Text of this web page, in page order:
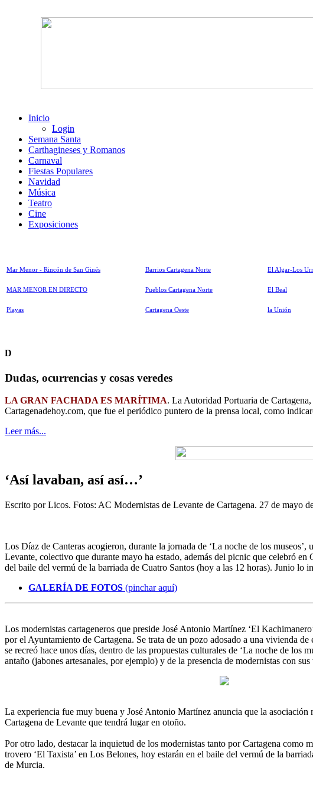
Inicio
Login
Semana Santa
Carthagineses y Romanos
Carnaval
Fiestas Populares
Navidad
Música
Teatro
Cine
Exposiciones
Mar Menor - Rincón de San Ginés
MAR MENOR EN DIRECTO
Playas
Barrios Cartagena Norte
Pueblos Cartagena Norte
Cartagena Oeste
El Algar-Los
El Beal
la Unión
D
Dudas, ocurrencias y cosas veredes
LA GRAN FACHADA ES MARÍTIMA. La Autoridad Portuaria de
Cartagenadehoy.com, que fue el periódico puntero de la prensa local, como
Leer más...
‘Así lavaban, así así…’
Escrito por Licos. Fotos: AC Modernistas de Levante de Cartagena. 27 de mayo
Los Díaz de Canteras acogieron, durante la jornada de ‘La noche de los
Levante, colectivo que durante mayo ha estado, además del picnic que celebró en
del baile del vermú de la barriada de Cuatro Santos (hoy a las 12 horas). Junio lo
GALERÍA DE FOTOS (pinchar aquí)
Los modernistas cartageneros que preside José Antonio Martínez ‘El
por el Ayuntamiento de Cartagena. Se trata de un pozo adosado a una vivienda
se recreó hace unos días, dentro de las propuestas culturales de ‘La noche de los
antaño (jabones artesanales, por ejemplo) y de la presencia de modernistas con sus
La experiencia fue muy buena y José Antonio Martínez anuncia que la
Cartagena de Levante que tendrá lugar en otoño.
Por otro lado, destacar la inquietud de los modernistas tanto por Cartagena como
trovero ‘El Taxista’ en Los Belones, hoy estarán en el baile del vermú de la
de Murcia.